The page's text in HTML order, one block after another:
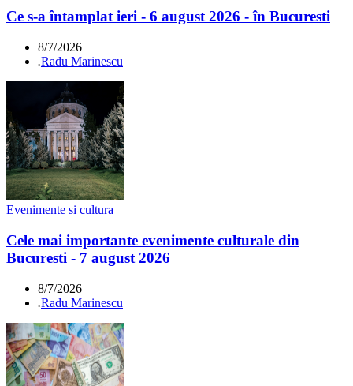
Ce s-a întamplat ieri - 6 august 2026 - în Bucuresti
8/7/2026
.Radu Marinescu
Evenimente si cultura
Cele mai importante evenimente culturale din
Bucuresti - 7 august 2026
8/7/2026
.Radu Marinescu